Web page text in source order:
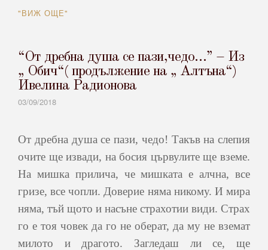
"ВИЖ ОЩЕ"
“От дребна душа се пази,чедо…” – Из
„ Обич“( продължение на „ Алтъна“)
Ивелина Радионова
03/09/2018
От дребна душа се пази, чедо! Такъв на слепия
очите ще извади, на босия цървулите ще вземе.
На мишка прилича, че мишката е алчна, все
гризе, все чопли. Доверие няма никому. И мира
няма, тъй щото и насъне страхотии види. Страх
го е тоя човек да го не оберат, да му не вземат
милото и драгото. Загледаш ли се, ще